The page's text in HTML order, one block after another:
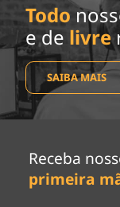
Todo
e de livre
SAIBA MAIS
Receba
primeira